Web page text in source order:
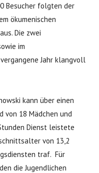
Besucher folgten der
ökumenischen
Die zwei
im
Jahr klangvoll
kann über einen
18 Mädchen und
Dienst leistete
von 13,2
traf. Für
die Jugendlichen